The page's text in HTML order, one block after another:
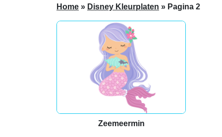
Home » Disney Kleurplaten » Pagina 2
Zeemeermin